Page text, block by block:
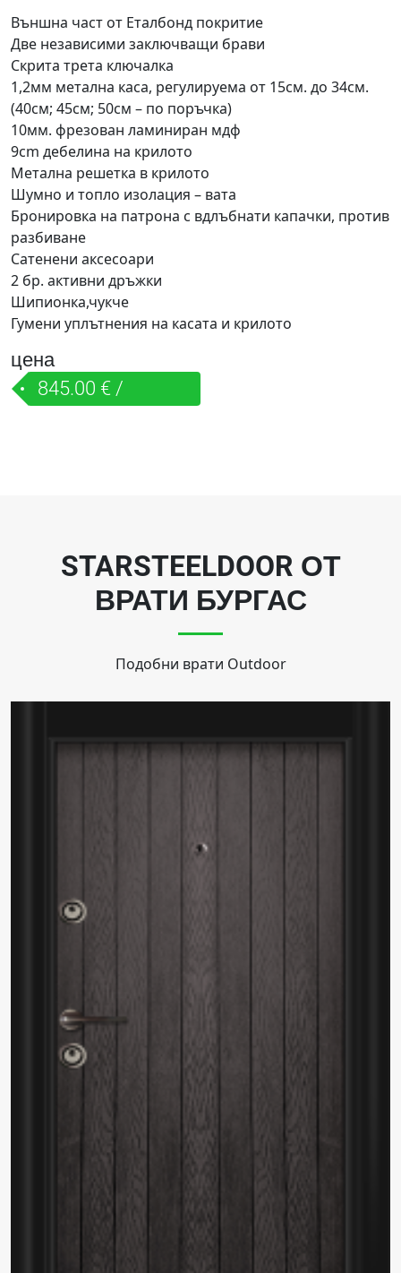
Външна част от Еталбонд покритие
Две независими заключващи брави
Скрита трета ключалка
1,2мм метална каса, регулируема от 15см. до 34см.
(40см; 45см; 50см – по поръчка)
10мм. фрезован ламиниран мдф
9cm дебелина на крилото
Метална решетка в крилото
Шумно и топло изолация – вата
Бронировка на патрона с вдлъбнати капачки, против
разбиване
Сатенени аксесоари
2 бр. активни дръжки
Шипионка,чукче
Гумени уплътнения на касата и крилото
цена
845.00 € /
STARSTEELDOOR ОТ
ВРАТИ БУРГАС
Подобни врати Outdoor